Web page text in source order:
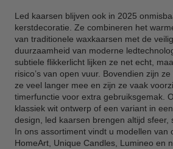
Led kaarsen blijven ook in 2025
kerstdecoratie. Ze combineren het
van traditionele waxkaarsen met de
duurzaamheid van moderne
subtiele flikkerlicht lijken ze net echt,
risico’s van open vuur. Bovendien zijn
ze veel langer mee en zijn ze vaak
timerfunctie voor extra gebruiksgemak.
klassiek wit ontwerp of een variant in
design, led kaarsen brengen altijd sfeer,
In ons assortiment vindt u modellen van
HomeArt, Unique Candles, Lumineo en